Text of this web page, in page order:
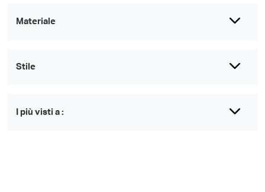
Materiale
Stile
I più visti a :